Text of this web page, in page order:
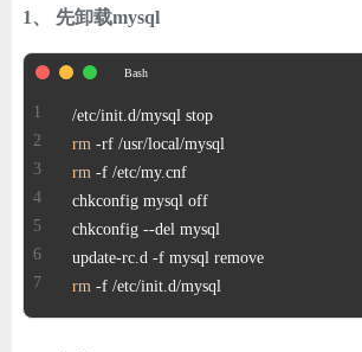
在线工具
优秀个人博客
省钱帮
ChatGPT
登录
1、 先卸载mysql
/etc/init.d/mysql stop
rm
-rf /usr/local/mysql
rm
-f /etc/my.cnf
chkconfig mysql off
chkconfig --del mysql
update-rc.d -f mysql remove
rm -f /etc/init.d/mysql